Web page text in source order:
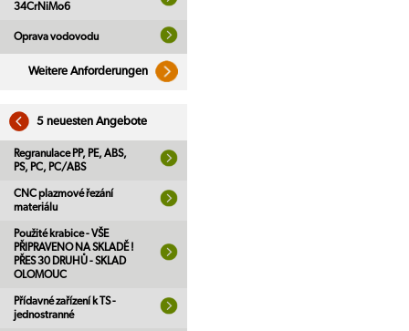
34CrNiMo6
Oprava vodovodu
Weitere Anforderungen
5 neuesten Angebote
Regranulace PP, PE, ABS,
PS, PC, PC/ABS
CNC plazmové řezání
materiálu
Použité krabice - VŠE
PŘIPRAVENO NA SKLADĚ !
PŘES 30 DRUHŮ - SKLAD
OLOMOUC
Přídavné zařízení k TS -
jednostranné